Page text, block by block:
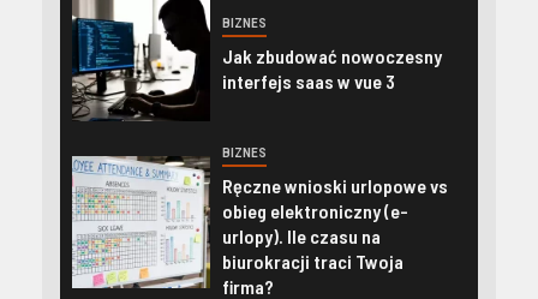
BIZNES
Jak zbudować nowoczesny
interfejs saas w vue 3
BIZNES
Ręczne wnioski urlopowe vs
obieg elektroniczny (e-
urlopy). Ile czasu na
biurokracji traci Twoja
firma?